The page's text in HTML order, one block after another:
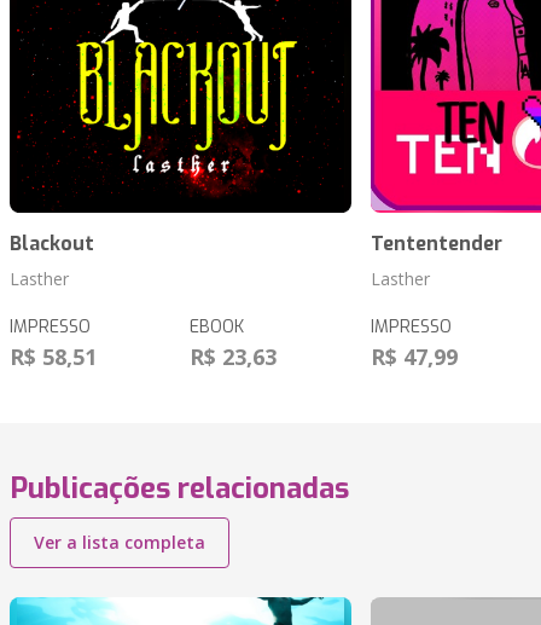
Blackout
Lasther
IMPRESSO
R$ 58,51
EBOOK
R$ 23,63
Tententender
Lasther
IMPRESSO
R$ 47,99
Publicações relacionadas
Ver a lista completa